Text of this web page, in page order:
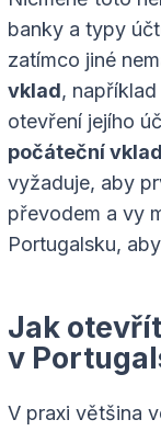
banky a typy
zatímco jiné
vklad,
otevření jejího
počáteční vklad
vyžaduje, aby
převodem a vy
Portugalsku,
Jak
v
V praxi většina